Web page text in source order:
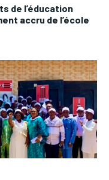
de l’éducation
accru de l’école